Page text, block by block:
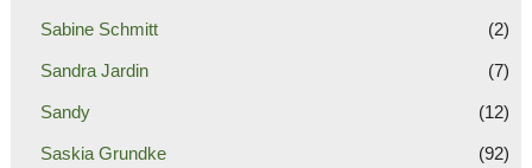
Sabine Schmitt (2)
Sandra Jardin (7)
Sandy (12)
Saskia Grundke (92)